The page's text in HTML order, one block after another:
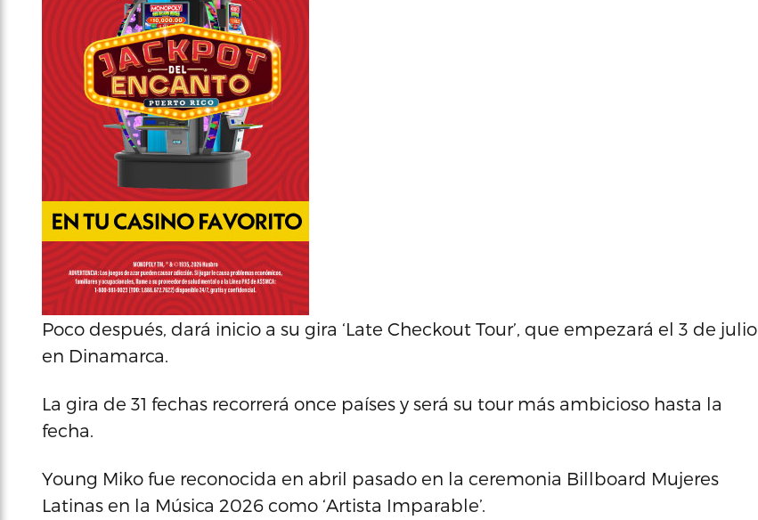
Poco después, dará inicio a su gira ‘Late Checkout Tour’, que empezará el 3 de julio
en Dinamarca.
La gira de 31 fechas recorrerá once países y será su tour más ambicioso hasta la
fecha.
Young Miko fue reconocida en abril pasado en la ceremonia Billboard Mujeres
Latinas en la Música 2026 como ‘Artista Imparable’.